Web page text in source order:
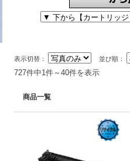
表示切替： 並び順：
727件中1件～40件を表示
商品一覧